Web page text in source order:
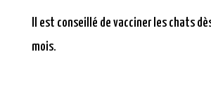
Il est conseillé de vacciner les chats
mois.